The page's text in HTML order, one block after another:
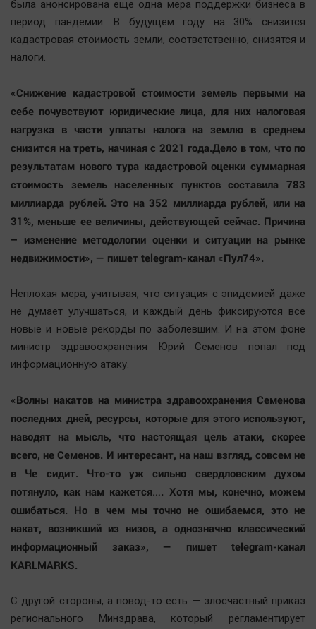
Образование
Автомобили
XX век: криминальные уроки
Новости компаний
Прогулки по городу Ч
Спецпроект
Статистика
Челябинск космический
Bookworms
English version
Online-консультация
Актуальная тема
Блогеркуль
Быстрый медиазавод
Вирус чтения
Вкусное
Гороскоп
ЖКХ
Интервью
Конкурс
была анонсирована еще одна мера поддержки бизнеса в
период пандемии. В будущем году на 30% снизится
кадастровая стоимость земли, соответственно, снизятся и
налоги.
«Снижение кадастровой стоимости земель первыми на
себе почувствуют юридические лица, для них налоговая
нагрузка в части уплаты налога на землю в среднем
снизится на треть, начиная с 2021 года.Дело в том, что по
результатам нового тура кадастровой оценки суммарная
стоимость земель населенных пунктов составила 783
миллиарда рублей. Это на 352 миллиарда рублей, или на
31%, меньше ее величины, действующей сейчас. Причина
– изменение методологии оценки и ситуации на рынке
недвижимости», — пишет telegram-канал «Пул74».
Неплохая мера, учитывая, что ситуация с эпидемией даже
не думает улучшаться, и каждый день фиксируются все
новые и новые рекорды по заболевшим. И на этом фоне
министр здравоохранения Юрий Семенов попал под
информационную атаку.
«Волны накатов на министра здравоохранения Семенова
последних дней, ресурсы, которые для этого используют,
наводят на мысль, что настоящая цель атаки, скорее
всего, не Семенов. И интересант, на наш взгляд, совсем не
в Че сидит. Что-то уж сильно свердловским духом
потянуло, как нам кажется…. Хотя мы, конечно, можем
ошибаться. Но в чем мы точно не ошибаемся, это не
накат, возникший из низов, а однозначно классический
информационный заказ», — пишет telegram-канал
KARLMARKS.
С другой стороны, а повод-то есть — злосчастный приказ
регионального Минздрава, который регламентирует